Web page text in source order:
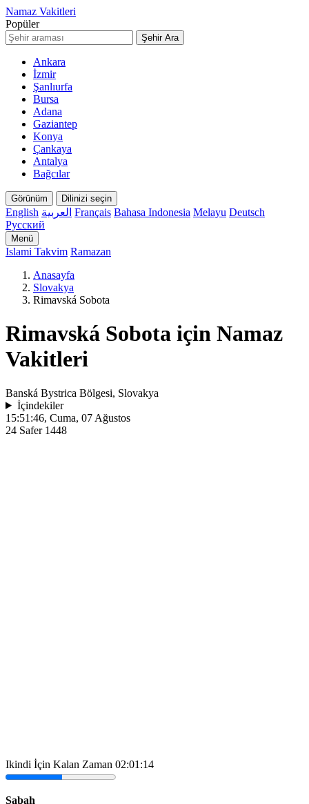
Namaz Vakitleri
Popüler
Şehir Ara
Ankara
İzmir
Şanlıurfa
Bursa
Adana
Gaziantep
Konya
Çankaya
Antalya
Bağcılar
Görünüm Dilinizi seçin
English العربية Français Bahasa Indonesia Melayu Deutsch
Русский
Menü
Islami Takvim Ramazan
Anasayfa
Slovakya
Rimavská Sobota
Rimavská Sobota için Namaz
Vakitleri
Banská Bystrica Bölgesi, Slovakya
İçindekiler
15:51:46, Cuma, 07 Ağustos
24 Safer 1448
Ikindi İçin Kalan Zaman 02:01:14
Sabah